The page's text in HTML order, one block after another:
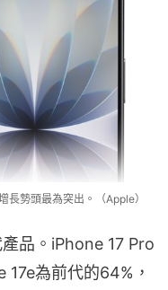
長勢頭最為突出。（Apple）
品。iPhone 17 Pro
為前代的64%，